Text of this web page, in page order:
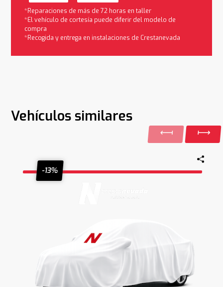
*Reparaciones de más de 72 horas en taller
*El vehículo de cortesía puede diferir del modelo de
compra
*Recogida y entrega en instalaciones de Crestanevada
Vehículos similares
-13%